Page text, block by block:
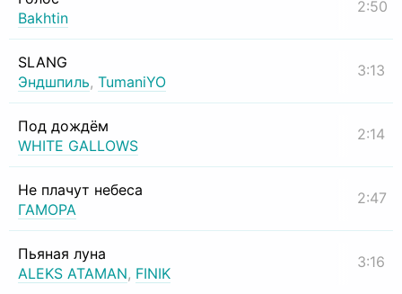
Bakhtin
2:50
SLANG
Эндшпиль, TumaniYO
3:13
Под дождём
WHITE GALLOWS
2:14
Не плачут небеса
ГАМОРА
2:47
Пьяная луна
ALEKS ATAMAN, FINIK
3:16